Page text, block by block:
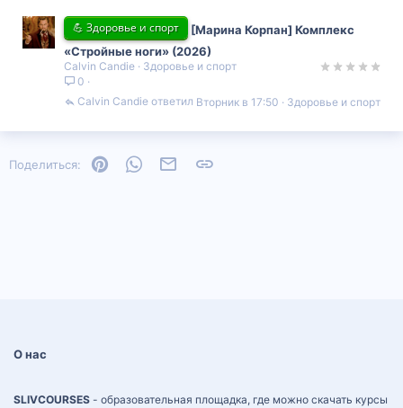
💪 Здоровье и спорт
[Марина Корпан] Комплекс
«Стройные ноги» (2026)
Calvin Candie
Здоровье и спорт
0
Здоровье и спорт
Вторник в 17:50
Calvin Candie
Поделиться: PinterestWhatsAppЭлектронная почта
О нас
SLIVCOURSES - образовательная площадка, где можно скачать курсы